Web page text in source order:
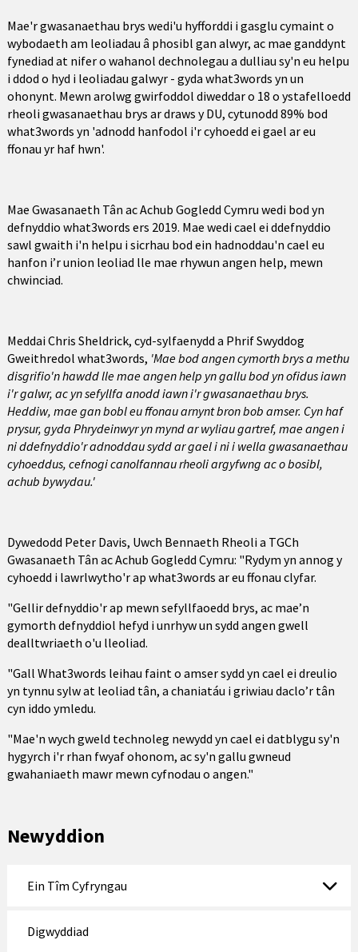
Mae'r gwasanaethau brys wedi'u hyfforddi i gasglu cymaint o
wybodaeth am leoliadau â phosibl gan alwyr, ac mae ganddynt
fynediad at nifer o wahanol dechnolegau a dulliau sy'n eu helpu
i ddod o hyd i leoliadau galwyr - gyda what3words yn un
ohonynt. Mewn arolwg gwirfoddol diweddar o 18 o ystafelloedd
rheoli gwasanaethau brys ar draws y DU, cytunodd 89% bod
what3words yn 'adnodd hanfodol i'r cyhoedd ei gael ar eu
ffonau yr haf hwn'.
Mae Gwasanaeth Tân ac Achub Gogledd Cymru wedi bod yn
defnyddio what3words ers 2019. Mae wedi cael ei ddefnyddio
sawl gwaith i'n helpu i sicrhau bod ein hadnoddau'n cael eu
hanfon i’r union leoliad lle mae rhywun angen help, mewn
chwinciad.
Meddai Chris Sheldrick, cyd-sylfaenydd a Phrif Swyddog
Gweithredol what3words, 'Mae bod angen cymorth brys a methu
disgrifio'n hawdd lle mae angen help yn gallu bod yn ofidus iawn
i'r galwr, ac yn sefyllfa anodd iawn i'r gwasanaethau brys.
Heddiw, mae gan bobl eu ffonau arnynt bron bob amser. Cyn haf
prysur, gyda Phrydeinwyr yn mynd ar wyliau gartref, mae angen i
ni ddefnyddio'r adnoddau sydd ar gael i ni i wella gwasanaethau
cyhoeddus, cefnogi canolfannau rheoli argyfwng ac o bosibl,
achub bywydau.'
Dywedodd Peter Davis, Uwch Bennaeth Rheoli a TGCh
Gwasanaeth Tân ac Achub Gogledd Cymru: "Rydym yn annog y
cyhoedd i lawrlwytho'r ap what3words ar eu ffonau clyfar.
"Gellir defnyddio'r ap mewn sefyllfaoedd brys, ac mae’n
gymorth defnyddiol hefyd i unrhyw un sydd angen gwell
dealltwriaeth o'u lleoliad.
"Gall What3words leihau faint o amser sydd yn cael ei dreulio
yn tynnu sylw at leoliad tân, a chaniatáu i griwiau daclo’r tân
cyn iddo ymledu.
"Mae'n wych gweld technoleg newydd yn cael ei datblygu sy'n
hygyrch i'r rhan fwyaf ohonom, ac sy'n gallu gwneud
gwahaniaeth mawr mewn cyfnodau o angen."
Newyddion
Ein Tîm Cyfryngau
Digwyddiad